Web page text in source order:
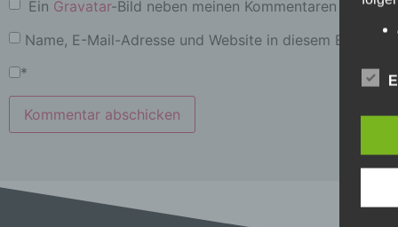
Ein Gravatar-Bild neben meinen Kommentaren
Name, E-Mail-Adresse und Website in diesem Browser
*